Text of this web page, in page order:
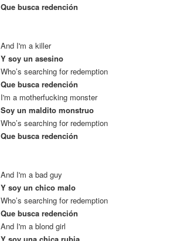
Que busca redención
And I'm a killer
Y soy un asesino
Who’s searching for redemption
Que busca redención
I'm a motherfucking monster
Soy un maldito monstruo
Who’s searching for redemption
Que busca redención
And I'm a bad guy
Y soy un chico malo
Who’s searching for redemption
Que busca redención
And I'm a blond girl
Y soy una chica rubia